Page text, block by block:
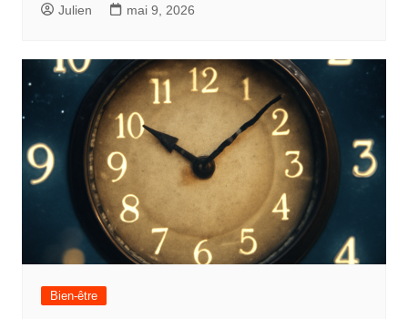
Julien mai 9, 2026
Bien-être